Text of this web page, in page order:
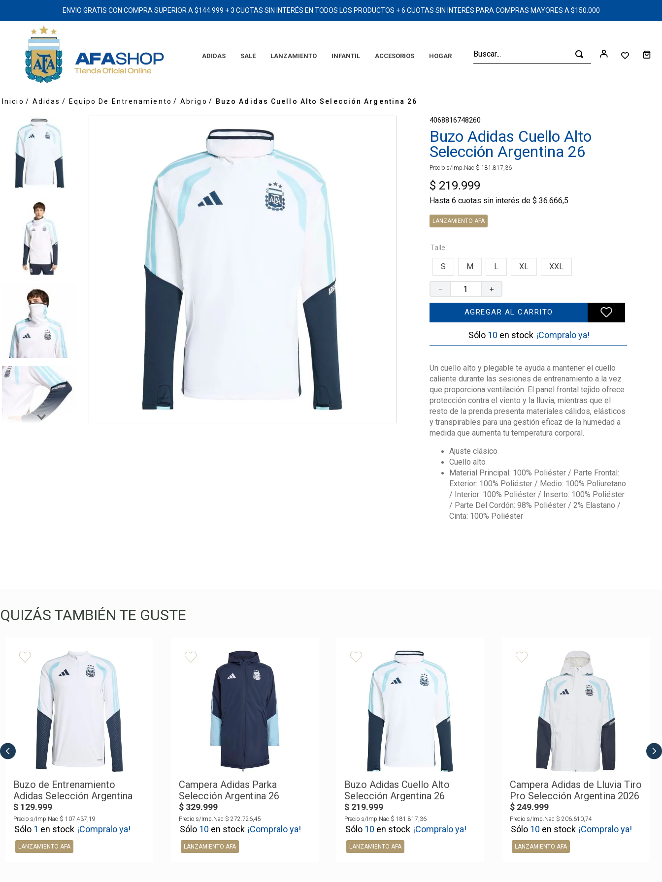
ENVIO GRATIS CON COMPRA SUPERIOR A $144.999 + 3 CUOTAS SIN INTERÉS EN TODOS LOS PRODUCTOS + 6 CUOTAS SIN INTERÉS PARA COMPRAS MAYORES A $150.000
ADIDAS SALE LANZAMIENTO INFANTIL ACCESORIOS HOGAR
Adidas Equipo De Entrenamiento Abrigo Buzo Adidas Cuello Alto Selección Argentina 26
4068816748260
Buzo Adidas Cuello Alto
Selección Argentina 26
Precio s/Imp.Nac $ 181 .817,36
$ 219.999
Hasta6 cuotas sin interés de$ 36.666,5
LANZAMIENTO AFA
Talle
S M L XL XXL
＋
－
AGREGAR AL CARRITO
10 ¡Compralo ya!
Un cuello alto y plegable te ayuda a mantener el cuello
caliente durante las sesiones de entrenamiento a la vez
que proporciona ventilación. El panel frontal tejido ofrece
protección contra el viento y la lluvia, mientras que el
resto de la prenda presenta materiales cálidos, elásticos
y transpirables para una gestión eficaz de la humedad a
medida que aumenta tu temperatura corporal.
Ajuste clásico
Cuello alto
Material Principal: 100% Poliéster / Parte Frontal:
Exterior: 100% Poliéster / Medio: 100% Poliuretano
/ Interior: 100% Poliéster / Inserto: 100% Poliéster
/ Parte Del Cordón: 98% Poliéster / 2% Elastano /
Cinta: 100% Poliéster
QUIZÁS TAMBIÉN TE GUSTE
Buzo de Entrenamiento
Adidas Selección Argentina
2026
$ 129.999
Precio s/Imp.Nac $ 107.437,19
1 ¡Compralo ya!
LANZAMIENTO AFA
Campera Adidas Parka
Selección Argentina 26
$ 329.999
Precio s/Imp.Nac $ 272.726,45
10 ¡Compralo ya!
LANZAMIENTO AFA
Buzo Adidas Cuello Alto
Selección Argentina 26
$ 219.999
Precio s/Imp.Nac $ 181 .817,36
10 ¡Compralo ya!
LANZAMIENTO AFA
Campera Adidas de Lluvia Tiro
Pro Selección Argentina 2026
$ 249.999
Precio s/Imp.Nac $ 206.610,74
10 ¡Compralo ya!
LANZAMIENTO AFA
2.
campera
4.
5.
eqt
adidas
7.
8.
remera
alternativa